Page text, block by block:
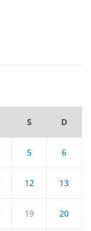
S D
5 6
12 13
19 20